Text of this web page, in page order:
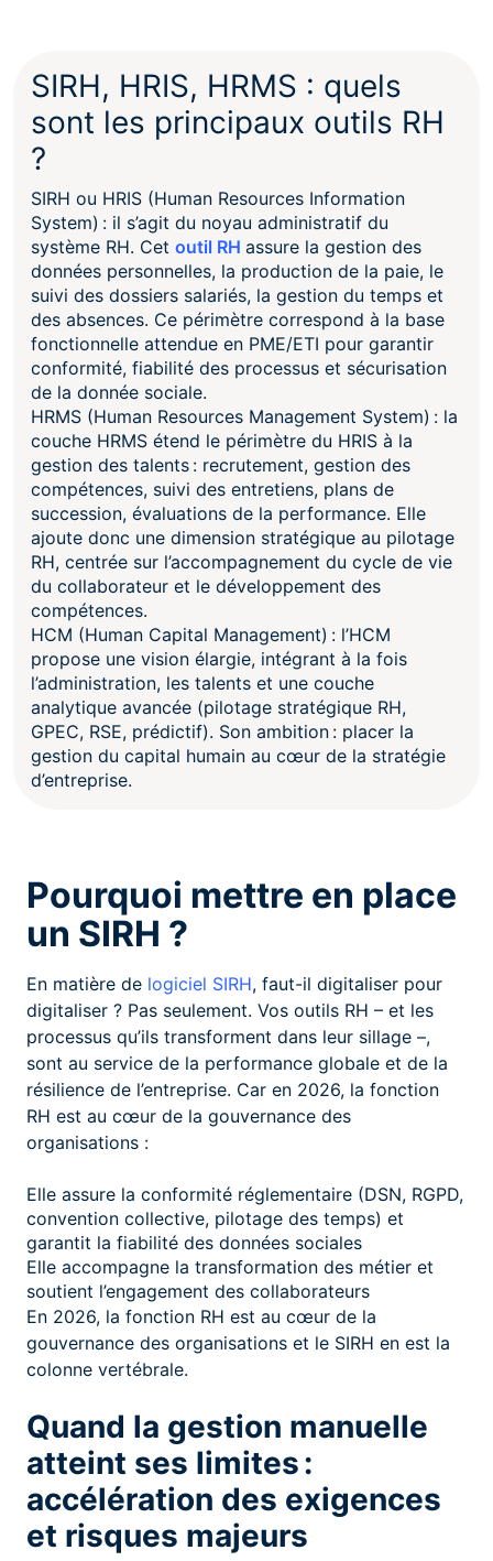
SIRH, HRIS, HRMS : quels
sont les principaux outils RH
?
SIRH ou HRIS (Human Resources Information
System) : il s’agit du noyau administratif du
système RH. Cet outil RH assure la gestion des
données personnelles, la production de la paie, le
suivi des dossiers salariés, la gestion du temps et
des absences. Ce périmètre correspond à la base
fonctionnelle attendue en PME/ETI pour garantir
conformité, fiabilité des processus et sécurisation
de la donnée sociale.
HRMS (Human Resources Management System) : la
couche HRMS étend le périmètre du HRIS à la
gestion des talents : recrutement, gestion des
compétences, suivi des entretiens, plans de
succession, évaluations de la performance. Elle
ajoute donc une dimension stratégique au pilotage
RH, centrée sur l’accompagnement du cycle de vie
du collaborateur et le développement des
compétences.
HCM (Human Capital Management) : l’HCM
propose une vision élargie, intégrant à la fois
l’administration, les talents et une couche
analytique avancée (pilotage stratégique RH,
GPEC, RSE, prédictif). Son ambition : placer la
gestion du capital humain au cœur de la stratégie
d’entreprise.
Pourquoi mettre en place
un SIRH ?
En matière de logiciel SIRH, faut-il digitaliser pour
digitaliser ? Pas seulement. Vos outils RH – et les
processus qu’ils transforment dans leur sillage –,
sont au service de la performance globale et de la
résilience de l’entreprise. Car en 2026, la fonction
RH est au cœur de la gouvernance des
organisations :
Elle assure la conformité réglementaire (DSN, RGPD,
convention collective, pilotage des temps) et
garantit la fiabilité des données sociales
Elle accompagne la transformation des métier et
soutient l’engagement des collaborateurs
En 2026, la fonction RH est au cœur de la
gouvernance des organisations et le SIRH en est la
colonne vertébrale.
Quand la gestion manuelle
atteint ses limites :
accélération des exigences
et risques majeurs